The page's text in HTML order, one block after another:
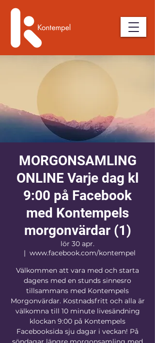
MORGONSAMLING
ONLINE Varje dag kl
9:00 på Facebook
med Kontempels
morgonvärdar (1)
lör 30 apr.
  |
www.facebook.com/kontempel
Välkommen att vara med och starta
dagens med en stunds sinnesro
tillsammans med Kontempels
Morgonvärdar. Kostnadsfritt och alla är
välkomna till 10 minute livesändning
klockan 9:00 på Kontempels
Facebooksida sju dagar i veckan! På